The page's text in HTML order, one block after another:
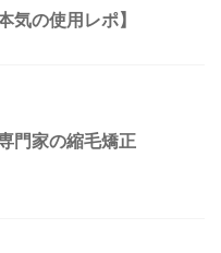
気の使用レポ】
門家の縮毛矯正